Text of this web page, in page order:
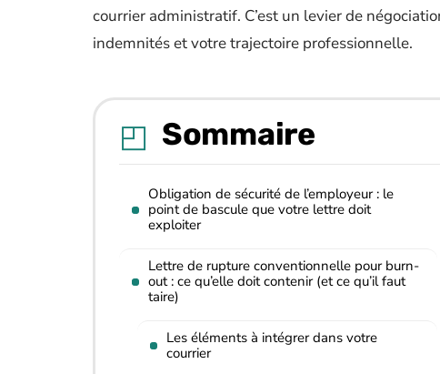
courrier administratif. C’est un levier de
indemnités et votre trajectoire professionnelle.
Sommaire
Obligation de sécurité de l’employeur : le
point de bascule que votre lettre doit
exploiter
Lettre de rupture conventionnelle pour burn-
out : ce qu’elle doit contenir (et ce qu’il faut
taire)
Les éléments à intégrer dans votre
courrier